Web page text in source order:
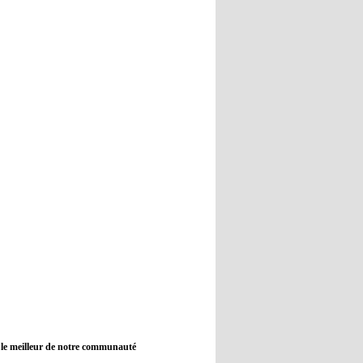
08:21 - 2022/11/08
meilleur de notre communauté